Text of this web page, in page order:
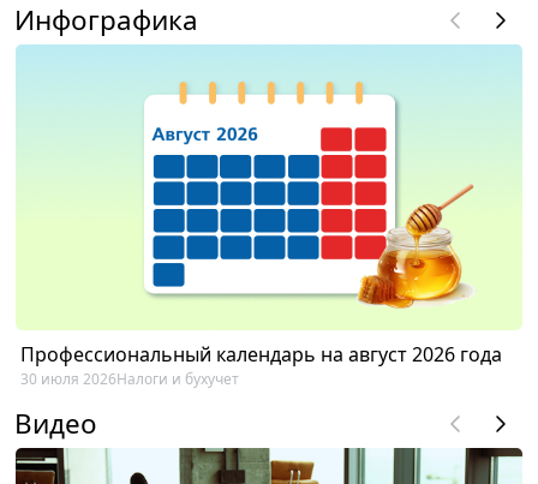
Инфографика
Профессиональный календарь на август 2026 года
30 июля 2026Налоги и бухучет
Видео